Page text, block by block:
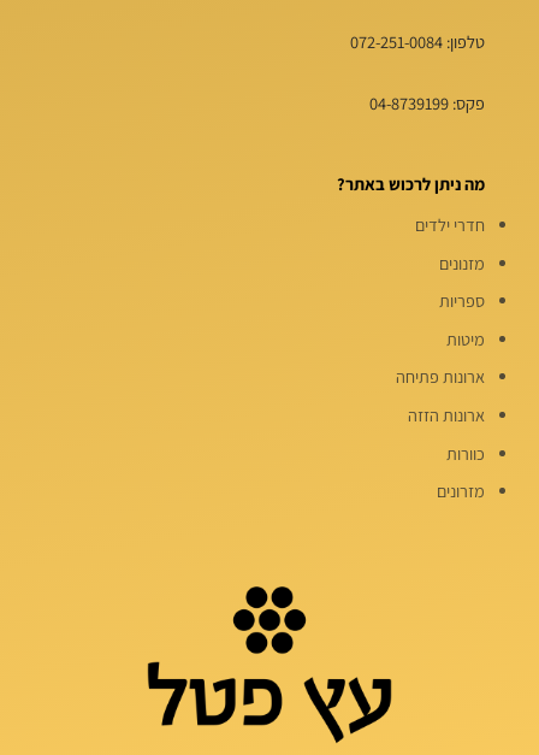
טלפון: 072-251-0084
פקס: 04-8739199
מה ניתן לרכוש באתר?
חדרי ילדים
מזנונים
ספריות
מיטות
ארונות פתיחה
ארונות הזזה
כוורות
מזרונים